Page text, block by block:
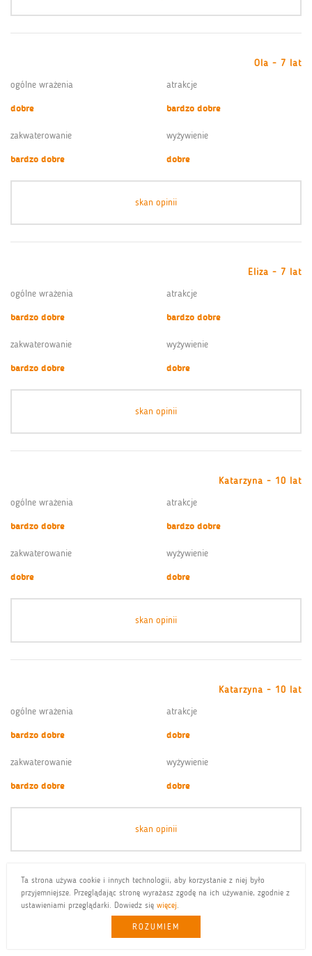
Ta strona używa cookie i innych technologii, aby korzystanie z niej było
przyjemniejsze. Przeglądając stronę wyrażasz zgodę na ich używanie, zgodnie z
ustawieniami przeglądarki. Dowiedz się więcej.
ROZUMIEM
Ola - 7 lat
ogólne wrażenia
dobre
atrakcje
bardzo dobre
zakwaterowanie
bardzo dobre
wyżywienie
dobre
skan opinii
Eliza - 7 lat
ogólne wrażenia
bardzo dobre
atrakcje
bardzo dobre
zakwaterowanie
bardzo dobre
wyżywienie
dobre
skan opinii
Katarzyna - 10 lat
ogólne wrażenia
bardzo dobre
atrakcje
bardzo dobre
zakwaterowanie
dobre
wyżywienie
dobre
skan opinii
Katarzyna - 10 lat
ogólne wrażenia
bardzo dobre
atrakcje
dobre
zakwaterowanie
bardzo dobre
wyżywienie
dobre
skan opinii
Zuzanna - 8 lat